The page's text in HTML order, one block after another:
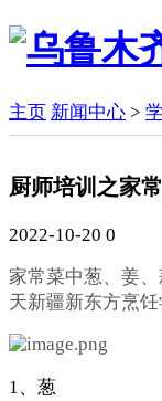
主页 新闻中心 >
厨师培训之家
2022-10-20 0
家常菜中葱、姜
天新疆新东方烹
1、葱